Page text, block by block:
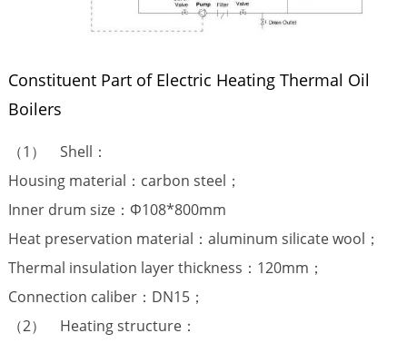
Constituent Part of Electric Heating Thermal Oil
Boilers
（1） Shell：
Housing material：carbon steel；
Inner drum size：Φ108*800mm
Heat preservation material：aluminum silicate wool；
Thermal insulation layer thickness：120mm；
Connection caliber：DN15；
（2） Heating structure：